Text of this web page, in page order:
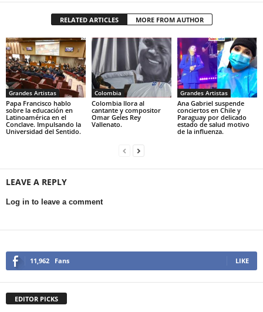
RELATED ARTICLES MORE FROM AUTHOR
Grandes Artistas
Papa Francisco hablo
sobre la educación en
Latinoamérica en el
Conclave. Impulsando la
Universidad del Sentido.
Colombia
Colombia llora al
cantante y compositor
Omar Geles Rey
Vallenato.
Grandes Artistas
Ana Gabriel suspende
conciertos en Chile y
Paraguay por delicado
estado de salud motivo
de la influenza.
LEAVE A REPLY
Log in to leave a comment
11,962 Fans LIKE
EDITOR PICKS